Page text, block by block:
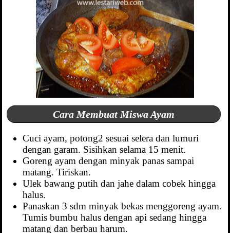
Cara Membuat Miswa Ayam
Cuci ayam, potong2 sesuai selera dan lumuri
dengan garam. Sisihkan selama 15 menit.
Goreng ayam dengan minyak panas sampai
matang. Tiriskan.
Ulek bawang putih dan jahe dalam cobek hingga
halus.
Panaskan 3 sdm minyak bekas menggoreng ayam.
Tumis bumbu halus dengan api sedang hingga
matang dan berbau harum.